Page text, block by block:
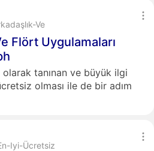
Ve
Flört Uygulamaları
olarak tanınan ve büyük ilgi
olması ile de bir adım
Iyi-Ücretsiz